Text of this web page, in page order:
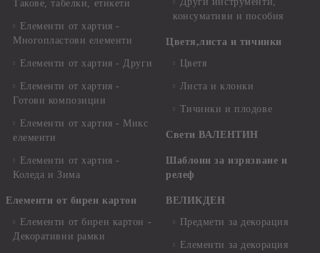
Такове, табелки, етикети
Елементи от хартия -
Многопластови елементи
Елементи от хартия - Други
Елементи от хартия -
Готови композиции
Елементи от хартия - Микс
елементи
Елементи от хартия -
Коледа и Зима
Елементи от бирен картон
Елементи от бирен картон -
Декоративни рамки
консумативи и пособия
Цветя,листа и тичинки
Цветя
Листа и клонки
Тичинки и плодове
Свети ВАЛЕНТИН
Шаблони за изрязване и
релеф
ВЕЛИКДЕН
Предмети за декорация
Елементи за декорация